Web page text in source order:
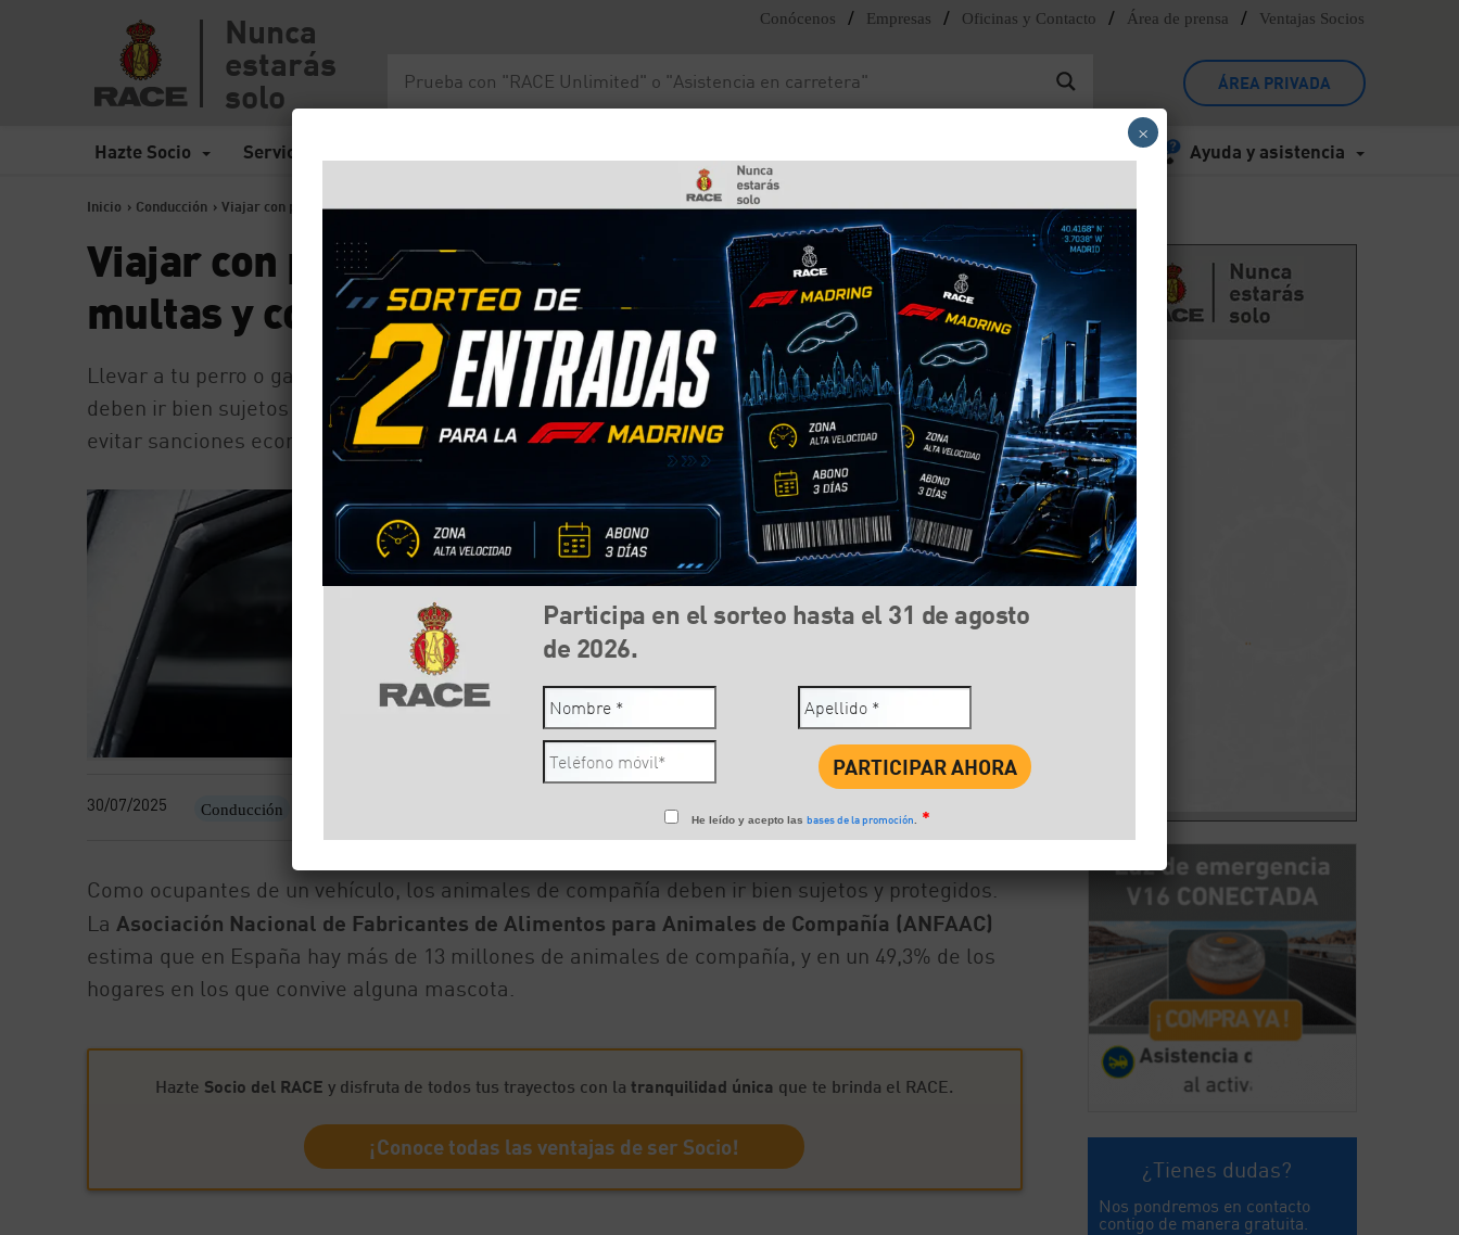
Conócenos / Empresas / Oficinas y Contacto / Área de prensa / Ventajas Socios
Nunca
estarás
solo
ÁREA PRIVADA
Hazte Socio Servicios Ayuda y asistencia
Inicio > Conducción > Viajar con perro o gato en el coche: normativa, multas y consejos
Viajar con perro o gato en el coche: normativa,
multas y consejos
Llevar a tu perro o gato en el coche implica cumplir ciertas normas de seguridad. Los animales
deben ir bien sujetos para evitar distracciones al volante, reducir riesgos en caso de accidente y
evitar sanciones económicas que pueden superar los 500 euros.
30/07/2025 Conducción
Como ocupantes de un vehículo, los animales de compañía deben ir bien sujetos y protegidos.
La Asociación Nacional de Fabricantes de Alimentos para Animales de Compañía (ANFAAC)
estima que en España hay más de 13 millones de animales de compañía, y en un 49,3% de los
hogares en los que convive alguna mascota.
Hazte Socio del RACE y disfruta de todos tus trayectos con latranquilidad única que te brinda el RACE.
¡Conoce todas las ventajas de ser Socio!
¿Tienes dudas?
Nos pondremos en contacto
contigo de manera gratuita.
Participa en el sorteo hasta el 31 de agosto
de 2026.
He leído y acepto lasbases de la promoción. *
×